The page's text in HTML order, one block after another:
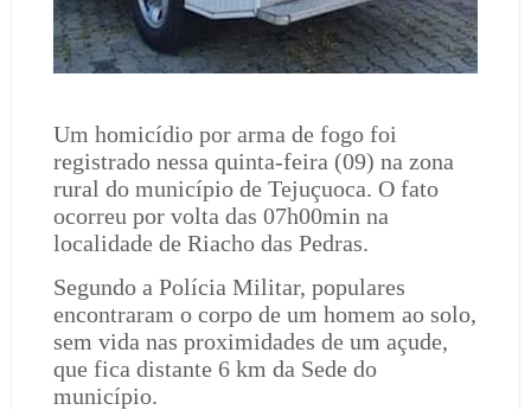
Um homicídio por arma de fogo foi
registrado nessa quinta-feira (09) na zona
rural do município de Tejuçuoca. O fato
ocorreu por volta das 07h00min na
localidade de Riacho das Pedras.
Segundo a Polícia Militar, populares
encontraram o corpo de um homem ao solo,
sem vida nas proximidades de um açude,
que fica distante 6 km da Sede do
município.